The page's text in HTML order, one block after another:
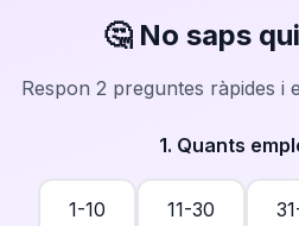
🤔 No saps
Respon 2 preguntes ràpides i
1. Quants
1-10 11-30